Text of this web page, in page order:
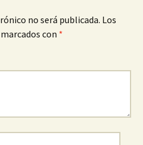
no será publicada. Los
con *